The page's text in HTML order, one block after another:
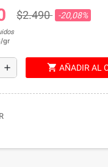
$2.490 -20,08%
gr
add shopping_cart AÑADIR AL